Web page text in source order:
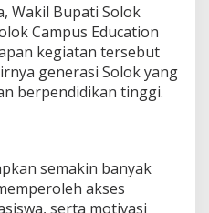
Wakil Bupati Solok
Campus Education
kegiatan tersebut
generasi Solok yang
berpendidikan tinggi.
semakin banyak
akses
serta motivasi